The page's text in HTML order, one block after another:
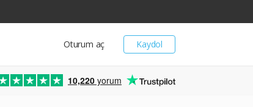
Kaydol
Oturum aç
10,220 yorum